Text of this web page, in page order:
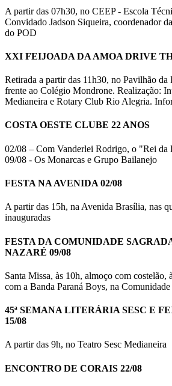
A partir das 07h30, no CEEP - Escola
Convidado Jadson Siqueira, coordenador
do POD
XXI FEIJOADA DA AMOA DRIVE
Retirada a partir das 11h30, no Pavilhão da
frente ao Colégio Mondrone. Realização:
Medianeira e Rotary Club Rio Alegria.
COSTA OESTE CLUBE 22 ANOS
02/08 – Com Vanderlei Rodrigo, o "Rei da
09/08 - Os Monarcas e Grupo Bailanejo
FESTA NA AVENIDA 02/08
A partir das 15h, na Avenida Brasília, nas
inauguradas
FESTA DA COMUNIDADE
NAZARÉ 09/08
Santa Missa, às 10h, almoço com costelão,
com a Banda Paraná Boys, na
45ª SEMANA LITERÁRIA SESC E
15/08
A partir das 9h, no Teatro Sesc Medianeira
ENCONTRO DE CORAIS 22/08